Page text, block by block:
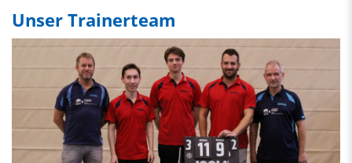
Unser Trainerteam